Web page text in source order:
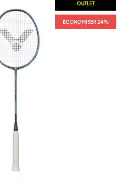
OUTLET
ÉCONOMISER 24%
OUTLET
ÉCONOMISER 24%
OUTLET
ÉCONOMISER 24%
OUTLET
ÉCONOMISER 24%
OUTLET
ÉCONOMISER 24%
OUTLET
ÉCONOMISER 24%